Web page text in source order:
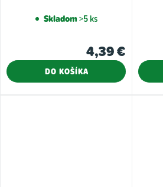
Skladom>5 ks
4,39 €
DO KOŠÍKA